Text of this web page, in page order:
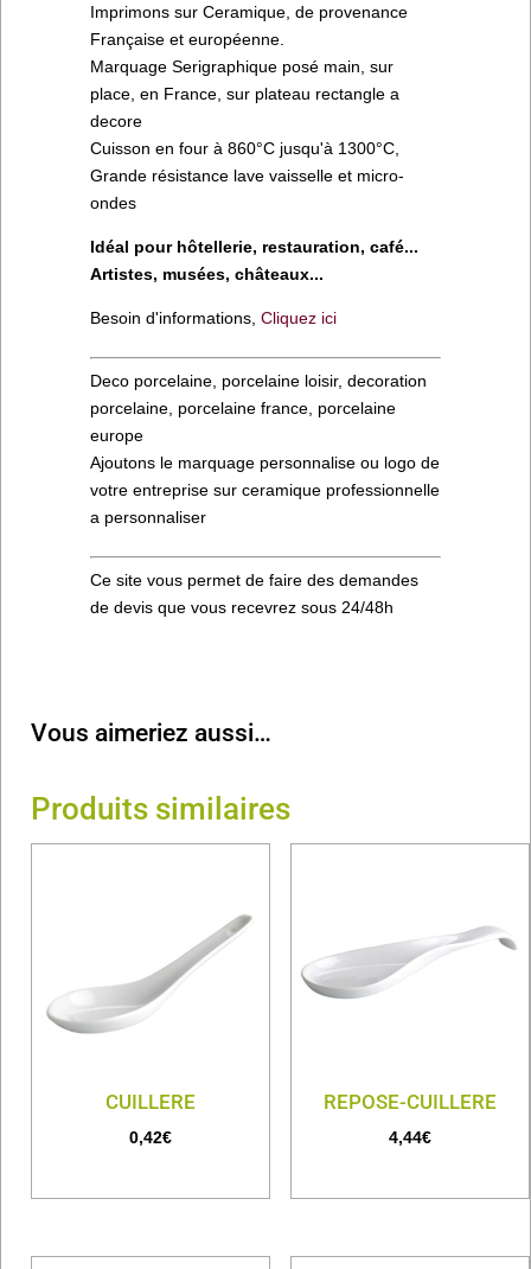
Imprimons sur Ceramique, de provenance
Française et européenne.
Marquage Serigraphique posé main, sur
place, en France, sur plateau rectangle a
decore
Cuisson en four à 860°C jusqu'à 1300°C,
Grande résistance lave vaisselle et micro-
ondes
Idéal pour hôtellerie, restauration, café...
Artistes, musées, châteaux...
Besoin d'informations, Cliquez ici
Deco porcelaine, porcelaine loisir, decoration
porcelaine, porcelaine france, porcelaine
europe
Ajoutons le marquage personnalise ou logo de
votre entreprise sur ceramique professionnelle
a personnaliser
Ce site vous permet de faire des demandes
de devis que vous recevrez sous 24/48h
Vous aimeriez aussi…
Produits similaires
CUILLERE
0,42€
REPOSE-CUILLERE
4,44€